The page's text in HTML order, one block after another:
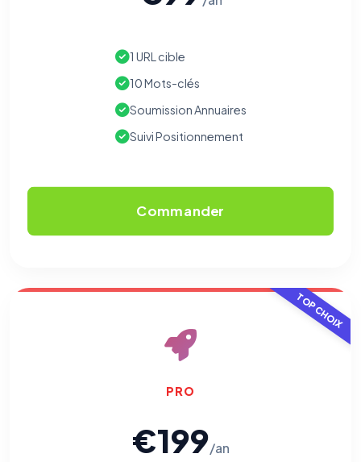
1 URL cible
10 Mots-clés
Soumission Annuaires
Suivi Positionnement
Commander
TOP CHOIX
PRO
€199/an